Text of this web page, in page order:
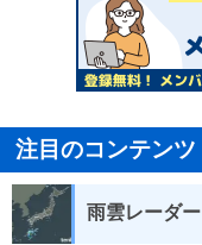
注目のコンテンツ
雨雲レーダー